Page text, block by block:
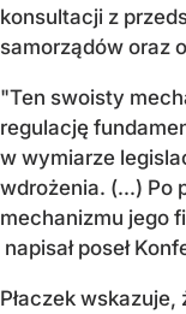
konsultacji z
samorządów oraz
"Ten swoisty
regulację
w wymiarze
wdrożenia. (...) Po
mechanizmu jego
napisał poseł
Płaczek